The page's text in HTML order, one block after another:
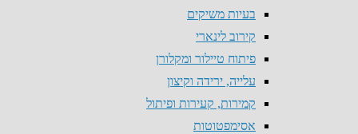
בעיות משיקים
קירוב לינארי
פיתוח טיילור ומקלורן
עלייה, ירידה וקיצון
קמירות, קעירות ופיתול
אסימפטוטות